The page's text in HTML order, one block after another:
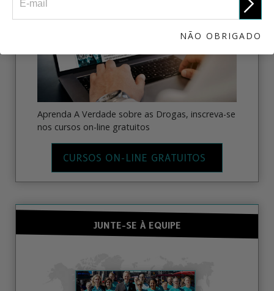
Aprenda A Verdade sobre as Drogas, inscreva-se
nos cursos on-line gratuitos
CURSOS ON-LINE GRATUITOS
JUNTE-SE À EQUIPE
NÃO OBRIGADO